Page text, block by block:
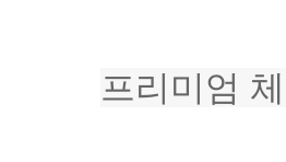
프리미엄